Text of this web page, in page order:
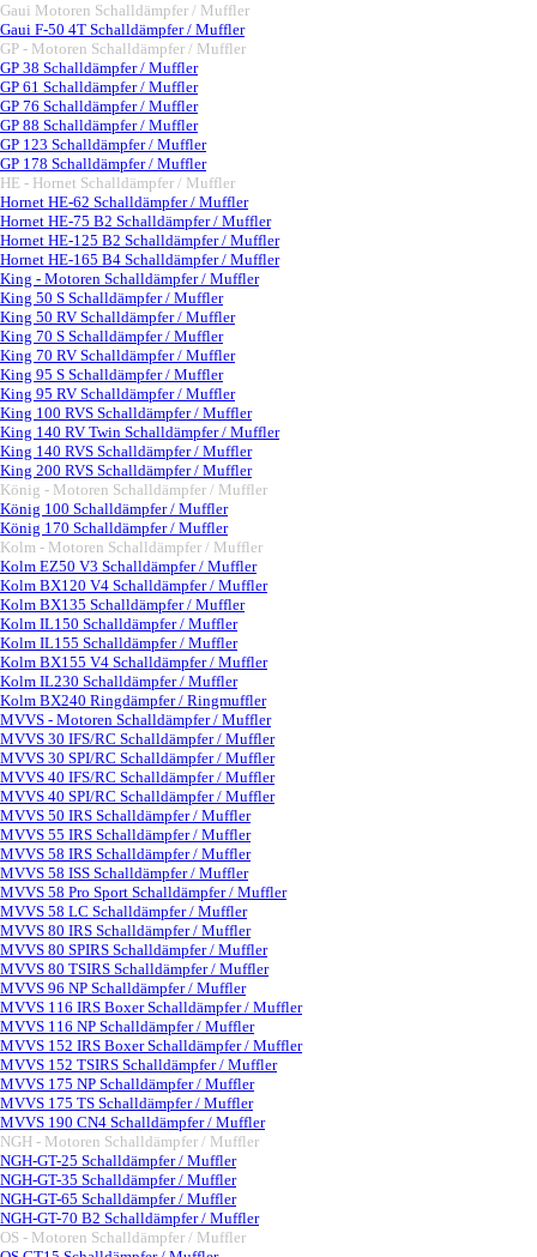
Gaui Motoren Schalldämpfer / Muffler
Gaui F-50 4T Schalldämpfer / Muffler
GP - Motoren Schalldämpfer / Muffler
GP 38 Schalldämpfer / Muffler
GP 61 Schalldämpfer / Muffler
GP 76 Schalldämpfer / Muffler
GP 88 Schalldämpfer / Muffler
GP 123 Schalldämpfer / Muffler
GP 178 Schalldämpfer / Muffler
HE - Hornet Schalldämpfer / Muffler
Hornet HE-62 Schalldämpfer / Muffler
Hornet HE-75 B2 Schalldämpfer / Muffler
Hornet HE-125 B2 Schalldämpfer / Muffler
Hornet HE-165 B4 Schalldämpfer / Muffler
King - Motoren Schalldämpfer / Muffler▼
King 50 S Schalldämpfer / Muffler
King 50 RV Schalldämpfer / Muffler
King 70 S Schalldämpfer / Muffler
King 70 RV Schalldämpfer / Muffler
King 95 S Schalldämpfer / Muffler
King 95 RV Schalldämpfer / Muffler
King 100 RVS Schalldämpfer / Muffler
King 140 RV Twin Schalldämpfer / Muffler
King 140 RVS Schalldämpfer / Muffler
King 200 RVS Schalldämpfer / Muffler
König - Motoren Schalldämpfer / Muffler
König 100 Schalldämpfer / Muffler
König 170 Schalldämpfer / Muffler
Kolm - Motoren Schalldämpfer / Muffler
Kolm EZ50 V3 Schalldämpfer / Muffler
Kolm BX120 V4 Schalldämpfer / Muffler
Kolm BX135 Schalldämpfer / Muffler
Kolm IL150 Schalldämpfer / Muffler
Kolm IL155 Schalldämpfer / Muffler
Kolm BX155 V4 Schalldämpfer / Muffler
Kolm IL230 Schalldämpfer / Muffler
Kolm BX240 Ringdämpfer / Ringmuffler
MVVS - Motoren Schalldämpfer / Muffler▼
MVVS 30 IFS/RC Schalldämpfer / Muffler
MVVS 30 SPI/RC Schalldämpfer / Muffler
MVVS 40 IFS/RC Schalldämpfer / Muffler
MVVS 40 SPI/RC Schalldämpfer / Muffler
MVVS 50 IRS Schalldämpfer / Muffler
MVVS 55 IRS Schalldämpfer / Muffler
MVVS 58 IRS Schalldämpfer / Muffler
MVVS 58 ISS Schalldämpfer / Muffler
MVVS 58 Pro Sport Schalldämpfer / Muffler
MVVS 58 LC Schalldämpfer / Muffler
MVVS 80 IRS Schalldämpfer / Muffler
MVVS 80 SPIRS Schalldämpfer / Muffler
MVVS 80 TSIRS Schalldämpfer / Muffler
MVVS 96 NP Schalldämpfer / Muffler
MVVS 116 IRS Boxer Schalldämpfer / Muffler
MVVS 116 NP Schalldämpfer / Muffler
MVVS 152 IRS Boxer Schalldämpfer / Muffler
MVVS 152 TSIRS Schalldämpfer / Muffler
MVVS 175 NP Schalldämpfer / Muffler
MVVS 175 TS Schalldämpfer / Muffler
MVVS 190 CN4 Schalldämpfer / Muffler
NGH - Motoren Schalldämpfer / Muffler
NGH-GT-25 Schalldämpfer / Muffler
NGH-GT-35 Schalldämpfer / Muffler
NGH-GT-65 Schalldämpfer / Muffler
NGH-GT-70 B2 Schalldämpfer / Muffler
OS - Motoren Schalldämpfer / Muffler